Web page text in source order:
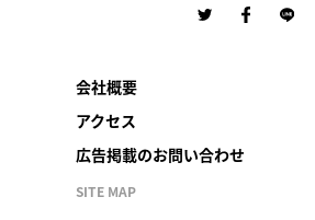
会社概要
アクセス
広告掲載のお問い合わせ
SITE MAP